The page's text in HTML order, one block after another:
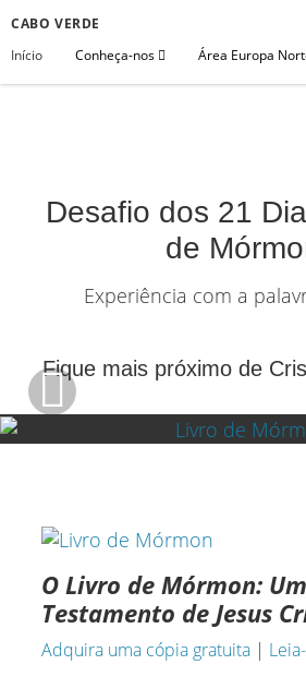
CABO VERDE
Início
Conheça-nos Área Europa
Desafio dos 21
de
Experiência com a
Fique mais próximo de
720p
360p
O Livro de Mórmon:
Testamento de Jesus
Adquira uma cópia gratuita|